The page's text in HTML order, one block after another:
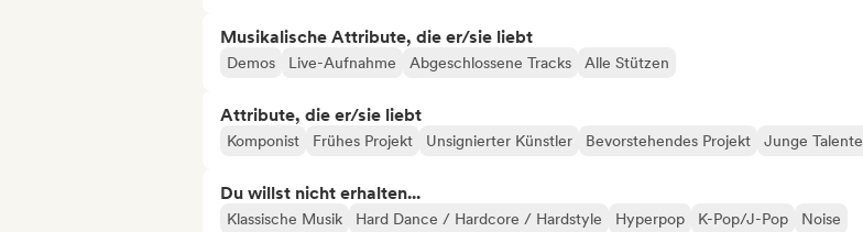
Musikalische Attribute, die er/sie liebt
Demos Live-Aufnahme Abgeschlossene Tracks Alle Stützen
Attribute, die er/sie liebt
Komponist Frühes Projekt Unsignierter Künstler Bevorstehendes Projekt Junge Talente
Du willst nicht erhalten...
Klassische Musik Hard Dance / Hardcore / Hardstyle Hyperpop K-Pop/J-Pop
Noise